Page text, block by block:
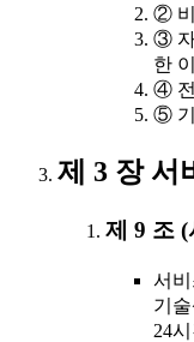
②
③ 자
한
④ 전
⑤ 기
제 3 장 서
제 9 조
서
기
24